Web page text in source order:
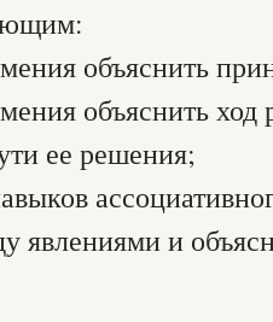
объяснить
объяснить
ее решения;
явлениями и